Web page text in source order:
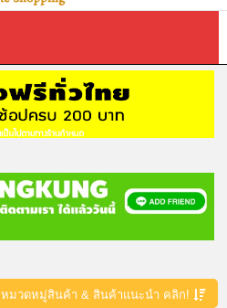
หมวดหมู่สินค้า & สินค้าแนะนำ คลิก!